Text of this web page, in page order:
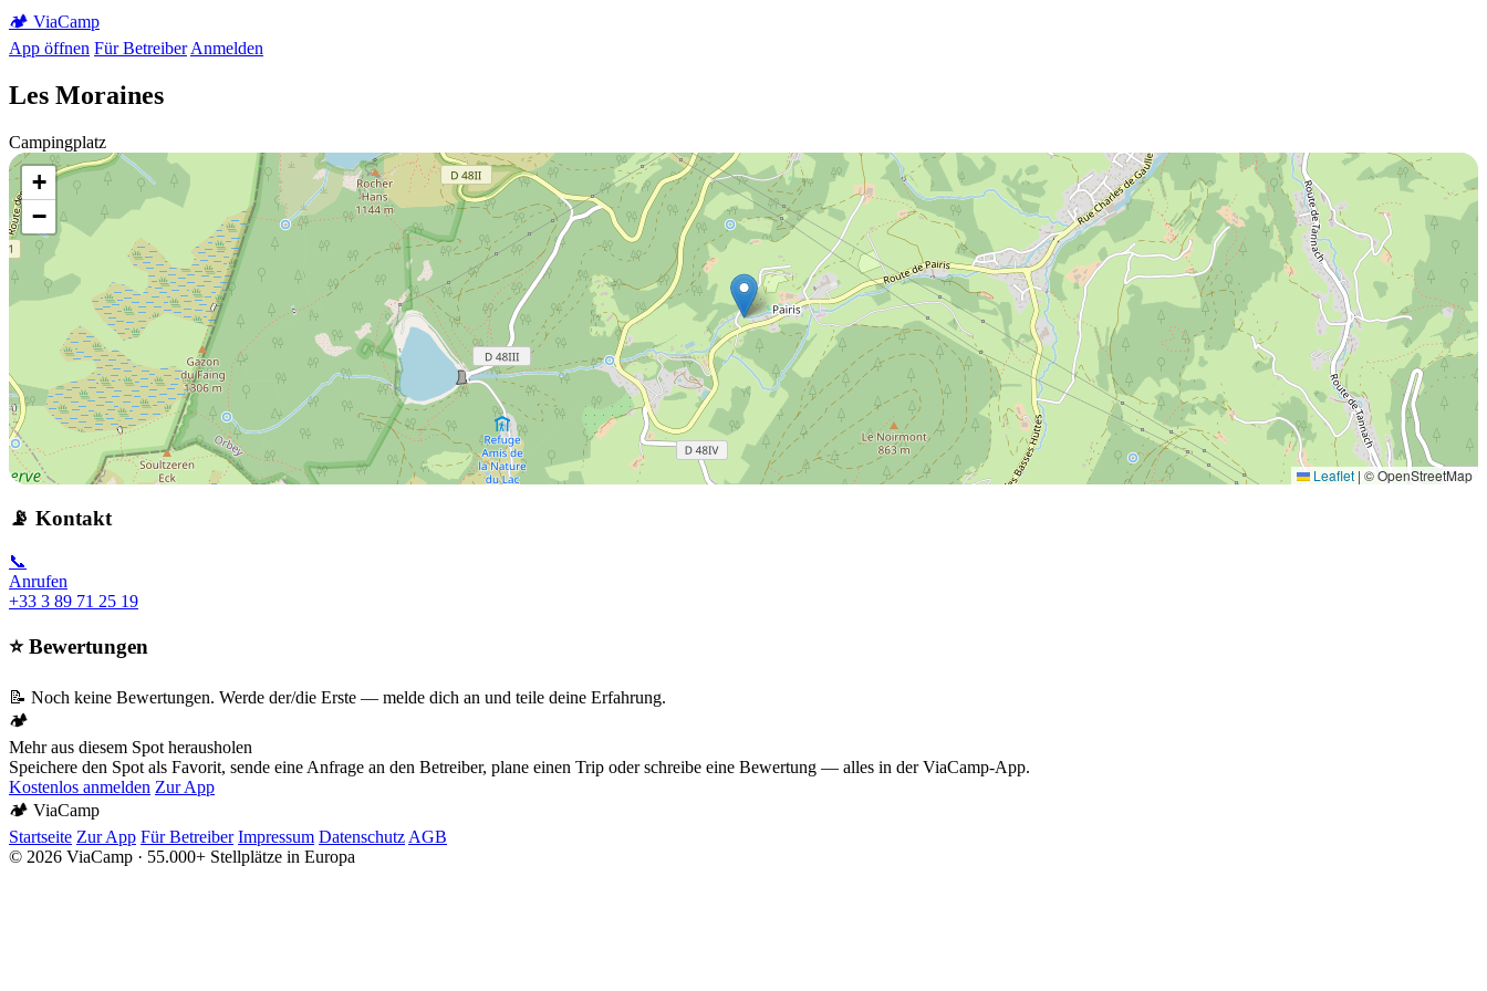
🏕️ ViaCamp
App öffnen Für Betreiber Anmelden
Les Moraines
Campingplatz
+
−
Leaflet | © OpenStreetMap
📡 Kontakt
📞
Anrufen
+33 3 89 71 25 19
⭐ Bewertungen
📝 Noch keine Bewertungen. Werde der/die Erste — melde dich an und teile deine Erfahrung.
🏕️
Mehr aus diesem Spot herausholen
Speichere den Spot als Favorit, sende eine Anfrage an den Betreiber, plane einen Trip oder schreibe eine Bewertung — alles in der ViaCamp-App.
Kostenlos anmelden Zur App
🏕️ ViaCamp
Startseite Zur App Für Betreiber Impressum Datenschutz AGB
© 2026 ViaCamp · 55.000+ Stellplätze in Europa